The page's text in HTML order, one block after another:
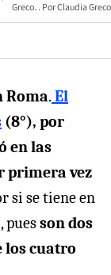
Greco.
Claudia Greco
Roma. El
(8°), por
en las
primera vez
si se tiene en
puesson dos
los cuatro